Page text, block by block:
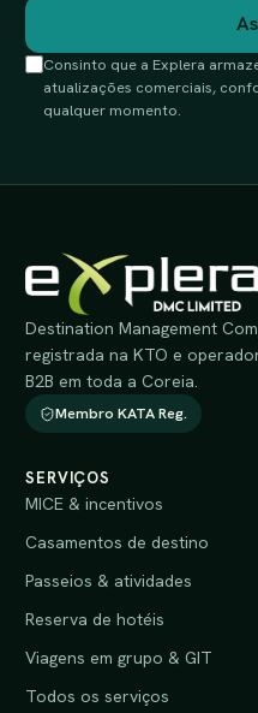
Consinto que a Explera
atualizações comerciais,
qualquer momento.
Destination Management
registrada na KTO e
B2B em toda a Coreia.
Membro KATA Reg.
SERVIÇOS
MICE & incentivos
Casamentos de destino
Passeios & atividades
Reserva de hotéis
Viagens em grupo & GIT
Todos os serviços